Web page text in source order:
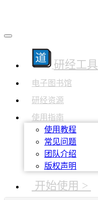
研经工具
电子图书馆
研经资源
使用指南
使用教程
常见问题
团队介绍
版权声明
开始使用 >